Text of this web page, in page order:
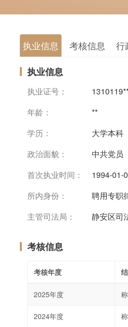
执业信息 考核信息 行
执业信息
执业证号：
年龄：
**
学历：
大学本科
政治面貌：
中共党员
首次执业时间：
1994-01-
所内身份：
聘用专职
主管司法局：
静安区司
考核信息
考核年度
2025年度
2024年度